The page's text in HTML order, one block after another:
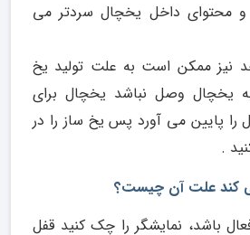
و محتوای داخل یخچال سردتر می
نیز ممکن است به علت تولید یخ
یخچال وصل نباشد یخچال برای
را پایین می آورد پس یخ ساز را در
.
کند علت آن چیست؟
باشد، نمایشگر را چک کنید قفل